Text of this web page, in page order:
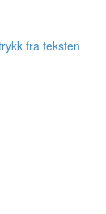
fra teksten